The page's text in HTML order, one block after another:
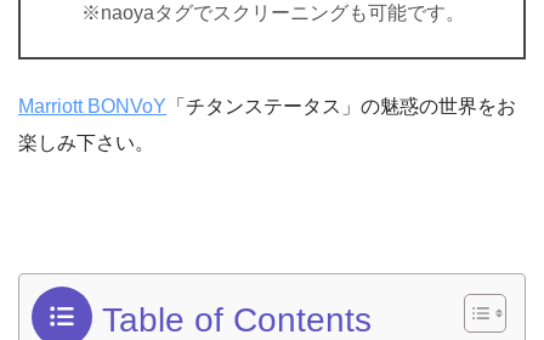
※naoyaタグでスクリーニングも可能です。
Marriott BONVoY 「チタンステータス」の魅惑の世界をお
楽しみ下さい。
Table of Contents